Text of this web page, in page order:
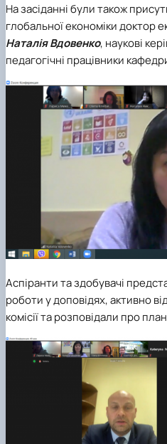
На засіданні були також
глобальної економіки доктор
Наталія Вдовенко, наукові
педагогічні працівники
Аспіранти та здобувачі
роботи у доповідях, активно
комісії та розповідали про